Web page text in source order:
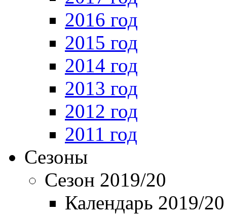
2016 год
2015 год
2014 год
2013 год
2012 год
2011 год
Сезоны
Сезон 2019/20
Календарь 2019/20